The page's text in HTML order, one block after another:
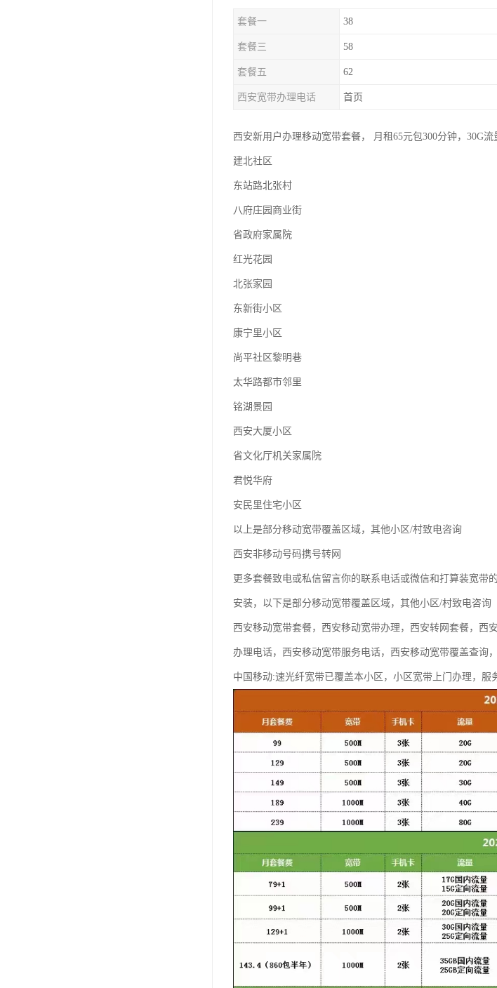
套餐一 38
套餐三 58
套餐五 62
西安宽带办理电话 首页
西安新用户办理移动宽带套餐， 月租65元包300分钟，30G
建北社区
东站路北张村
八府庄园商业街
省政府家属院
红光花园
北张家园
东新街小区
康宁里小区
尚平社区黎明巷
太华路都市邻里
铭湖景园
西安大厦小区
省文化厅机关家属院
君悦华府
安民里住宅小区
以上是部分移动宽带覆盖区域，其他小区/村致电咨询
西安非移动号码携号转网
更多套餐致电或私信留言你的联系电话或微信和打算装宽带
安装，以下是部分移动宽带覆盖区域，其他小区/村致电咨询
西安移动宽带套餐，西安移动宽带办理，西安转网套餐，西
办理电话，西安移动宽带服务电话，西安移动宽带覆盖查询，
中国移动:速光纤宽带已覆盖本小区，小区宽带上门办理，服